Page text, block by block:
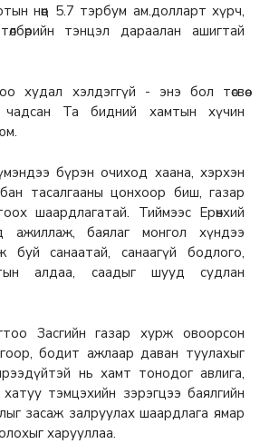
нөөц 5.7 тэрбум ам.долларт хүрч,
тэнцэл дараалан ашигтай
худал хэлдэггүй - энэ бол төсвөө
Та бидний хамтын хүчин
бүрэн очиход хаана, хэрхэн
тасалгааны цонхоор биш, газар
шаардлагатай. Тиймээс Ерөнхий
ажиллаж, баялаг монгол хүндээ
буй санаатай, санаагүй бодлого,
алдаа, саадыг шууд судлан
Засгийн газар хурж овоорсон
бодит ажлаар даван туулахыг
нь хамт тонодог авлига,
тэмцэхийн зэрэгцээ баялгийн
засаж залруулах шаардлага ямар
харууллаа.